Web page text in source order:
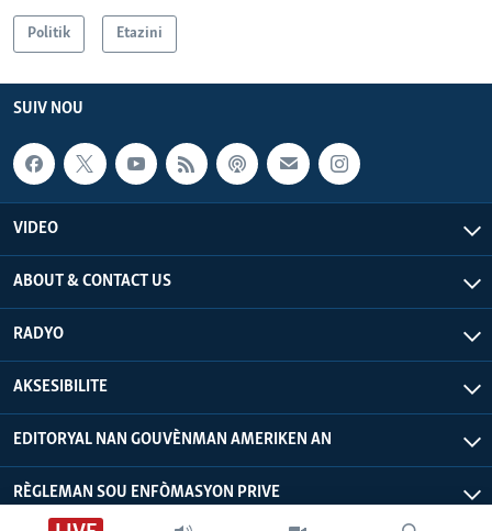
Politik Etazini
SUIV NOU
VIDEO
ABOUT & CONTACT US
RADYO
AKSESIBILITE
EDITORYAL NAN GOUVÈNMAN AMERIKEN AN
RÈGLEMAN SOU ENFÒMASYON PRIVE